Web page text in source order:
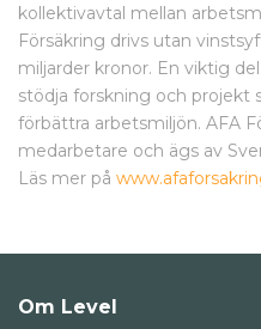
kollektivavtal mellan
Försäkring drivs utan
miljarder kronor. En viktig
stödja forskning och projekt
förbättra arbetsmiljön. AFA
medarbetare och ägs av
Läs mer på
Om Level